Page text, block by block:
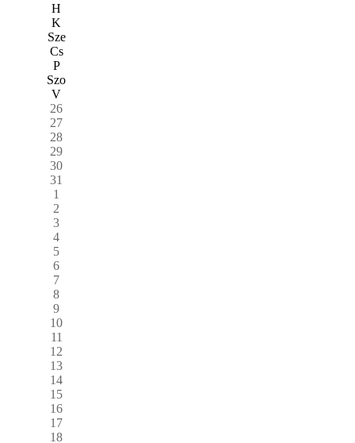
H
K
Sze
Cs
P
Szo
V
26
27
28
29
30
31
1
2
3
4
5
6
7
8
9
10
11
12
13
14
15
16
17
18